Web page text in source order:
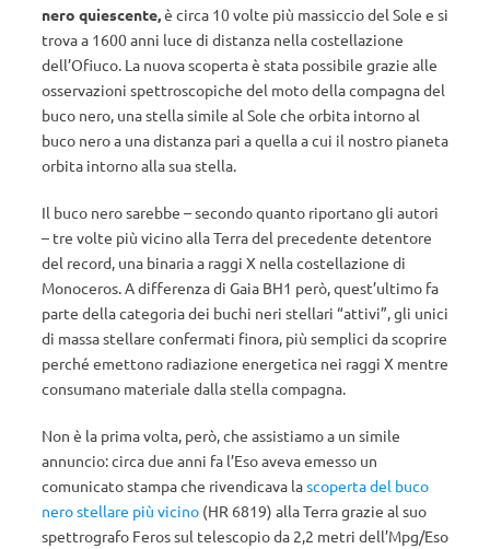
nero quiescente,è circa 10 volte più massiccio del Sole e si
trova a 1600 anni luce di distanza nella costellazione
dell’Ofiuco. La nuova scoperta è stata possibile grazie alle
osservazioni spettroscopiche del moto della compagna del
buco nero, una stella simile al Sole che orbita intorno al
buco nero a una distanza pari a quella a cui il nostro pianeta
orbita intorno alla sua stella.
Il buco nero sarebbe – secondo quanto riportano gli autori
– tre volte più vicino alla Terra del precedente detentore
del record, una binaria a raggi X nella costellazione di
Monoceros. A differenza di Gaia BH1 però, quest’ultimo fa
parte della categoria dei buchi neri stellari “attivi”, gli unici
di massa stellare confermati finora, più semplici da scoprire
perché emettono radiazione energetica nei raggi X mentre
consumano materiale dalla stella compagna.
Non è la prima volta, però, che assistiamo a un simile
annuncio: circa due anni fa l’Eso aveva emesso un
comunicato stampa che rivendicava lascoperta del buco
nero stellare più vicino (HR 6819) alla Terra grazie al suo
spettrografo Feros sul telescopio da 2,2 metri dell’Mpg/Eso